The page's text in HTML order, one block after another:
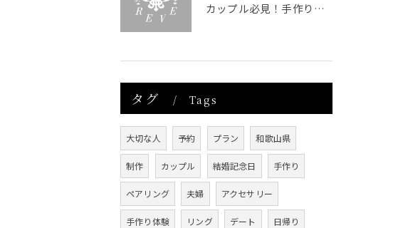
カップル必見！手作り体験デートで心をつなぐ特別な時間
タグ Tags
大切な人 予約 プラン 和歌山県
制作 カップル 結婚記念日 手作り
ペアリング 夫婦 アクセサリー
手作り体験 リング デート 日帰り